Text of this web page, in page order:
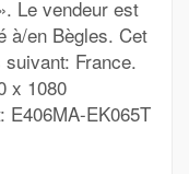
Le vendeur est
à/en Bègles. Cet
France.
x 1080
E406MA-EK065T